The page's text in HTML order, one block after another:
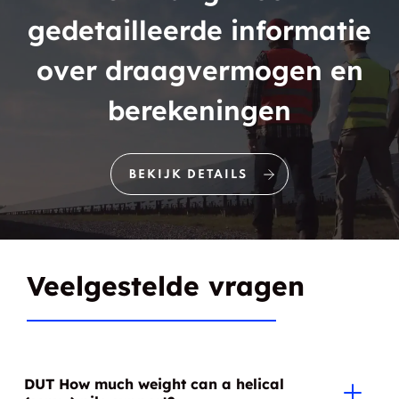
Nipigon Nolalu
North Branch Northwood
Northwest Bay O'Connor
Off Lake Corner Orient Bay
Ouimet Oxdrift
Pays Plat Pearl
Pickle Lake Pinewood
gedetailleerde informatie
over draagvermogen en
berekeningen
BEKIJK DETAILS
Veelgestelde vragen
DUT How much weight can a helical